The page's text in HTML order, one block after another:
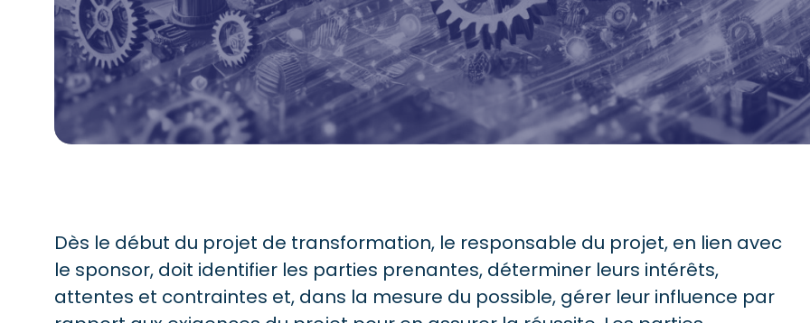
Dès le début du projet de transformation, le responsable du projet, en lien avec
le sponsor, doit identifier les parties prenantes, déterminer leurs intérêts,
attentes et contraintes et, dans la mesure du possible, gérer leur influence par